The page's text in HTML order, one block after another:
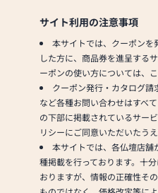
同開発≫
お仏壇のはせがわは、日本
を代表する家具メーカー
「カリモク家具」との協同
開発で、現代の住宅にあっ
たモダンなお仏壇を作って
います。他にも国内の家具
専門メーカーと作り上げた
お仏壇コレクションがあ
り、祈る人と偲ぶ人をつな
サイト利用の注意事項
本サイトでは、クーポンを
した方に、商品券を進呈する
ーポンの使い方については、
クーポン発行・カタログ
など各種お問い合わせはすべ
の下部に掲載されているサー
リシーにご同意いただいたう
本サイトでは、各仏壇店舗
種掲載を行っております。十
おりますが、情報の正確性そ